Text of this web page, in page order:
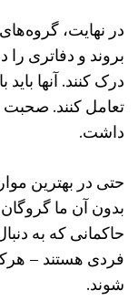
در نهایت،
بروند و دفاتری را
درک کنند. آنها
تعامل کنند. صحبت
داشت.
حتی در بهترین
بدون آن ما
حاکمانی که به
فردی هستند –
شوند.